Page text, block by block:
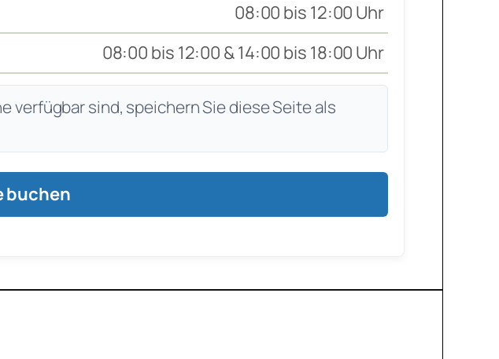
08:00 bis 12:00 Uhr
08:00 bis 12:00 & 14:00 bis 18:00 Uhr
verfügbar sind, speichern Sie diese Seite als
buchen